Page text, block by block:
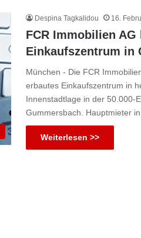
Despina Tagkalidou 16.
FCR Immobilien AG
Einkaufszentrum in
München - Die FCR
erbautes Einkaufszentrum in
Innenstadtlage in der 50.000-
Gummersbach. Hauptmieter
Weiterlesen >>